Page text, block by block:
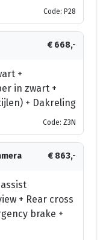
Code: P28
€ 668,-
+
in zwart +
+ Dakreling
Code: Z3N
€ 863,-
+ Rear cross
brake +